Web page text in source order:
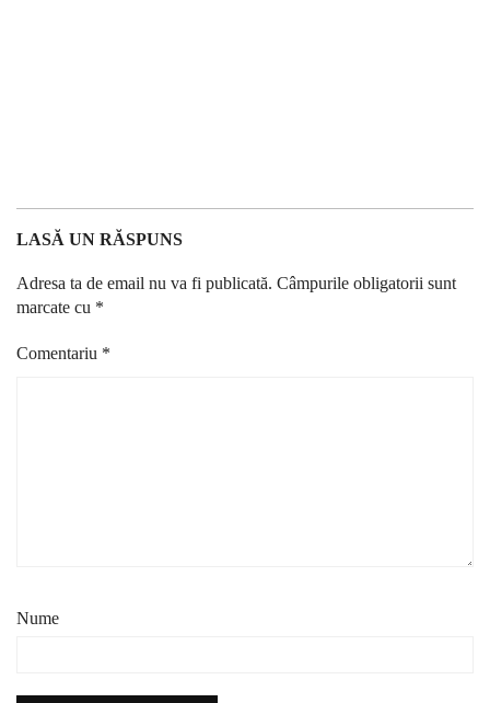
LASĂ UN RĂSPUNS
Adresa ta de email nu va fi publicată. Câmpurile obligatorii sunt
marcate cu *
Comentariu *
Nume